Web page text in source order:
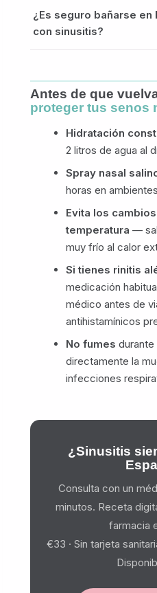
También puede agravar
Hidratarte bien y usar
mantener las mucosas en
cambios de presión, y en
agravar la infección. Si
descongestionantes
intensos.
¿Es seguro bañarse en
con sinusitis?
Además, el cloro de las
inflamación de la mucosa.
Antes de que
proteger tus senos
Hidratación
2 litros de agua al
Spray nasal
horas en
Evita los
temperatura —
muy frío al calor
Si tienes rinitis
medicación
médico antes de
antihistamínicos
No fumes
directamente la
infecciones
¿Sinusitis
Consulta con un
minutos. Receta
farmacia
€33 · Sin tarjeta